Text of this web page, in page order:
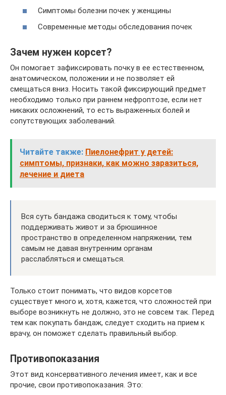
Симптомы болезни почек у женщины
Современные методы обследования почек
Зачем нужен корсет?
Он помогает зафиксировать почку в ее естественном,
анатомическом, положении и не позволяет ей
смещаться вниз. Носить такой фиксирующий предмет
необходимо только при раннем нефроптозе, если нет
никаких осложнений, то есть выраженных болей и
сопутствующих заболеваний.
Читайте также: Пиелонефрит у детей:
симптомы, признаки, как можно заразиться,
лечение и диета
Вся суть бандажа сводиться к тому, чтобы
поддерживать живот и за брюшинное
пространство в определенном напряжении, тем
самым не давая внутренним органам
расслабляться и смещаться.
Только стоит понимать, что видов корсетов
существует много и, хотя, кажется, что сложностей при
выборе возникнуть не должно, это не совсем так. Перед
тем как покупать бандаж, следует сходить на прием к
врачу, он поможет сделать правильный выбор.
Противопоказания
Этот вид консервативного лечения имеет, как и все
прочие, свои противопоказания. Это: